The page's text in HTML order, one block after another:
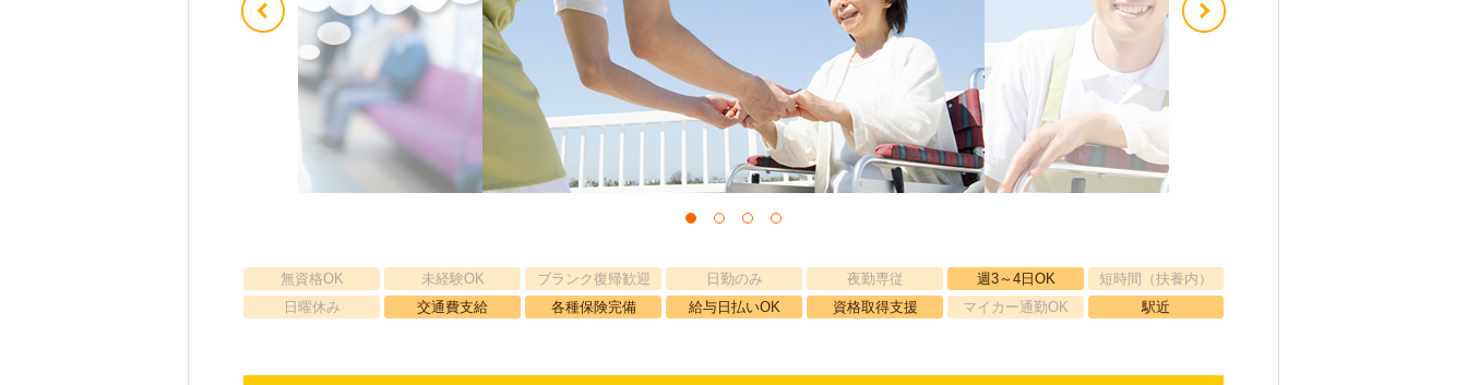
無資格OK 未経験OK ブランク復帰歓迎 日勤のみ 夜勤専従 週3～4日OK
短時間（扶養内）
日曜休み
交通費支給 各種保険完備 給与日払いOK 資格取得支援 マイカー通勤OK 駅近